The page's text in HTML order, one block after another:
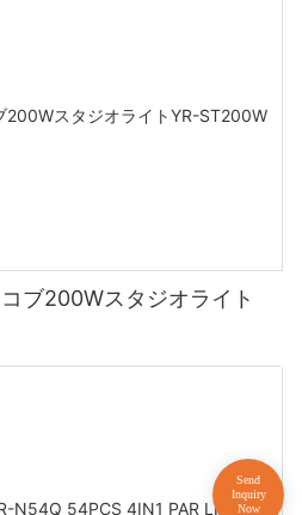
ブ200Wスタジオライト